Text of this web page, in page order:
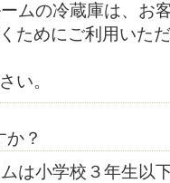
ムの冷蔵庫は、お
ためにご利用いた
い。
？
は小学校３年生以